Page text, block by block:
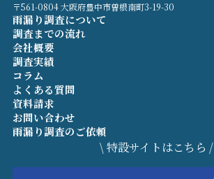
〒561-0804 大阪府豊中市曽根南町3-19-30
雨漏り調査について
調査までの流れ
会社概要
調査実績
コラム
よくある質問
資料請求
お問い合わせ
雨漏り調査のご依頼
\ 特設サイトはこちら /